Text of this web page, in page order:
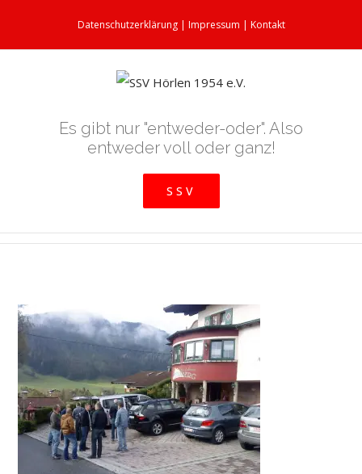
Datenschutzerklärung| Impressum | Kontakt
Es gibt nur "entweder-oder". Also
entweder voll oder ganz!
SSV